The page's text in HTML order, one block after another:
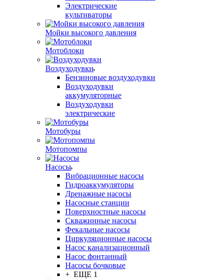
Электрические
культиваторы
Мойки высокого давления
Мотоблоки
Воздуходувки
Бензиновые воздуходувки
Воздуходувки
аккумуляторные
Воздуходувки
электрические
Мотобуры
Мотопомпы
Насосы
Вибрационные насосы
Гидроаккумуляторы
Дренажные насосы
Насосные станции
Поверхностные насосы
Скважинные насосы
Фекальные насосы
Циркуляционные насосы
Насос канализационный
Насос фонтанный
Насосы бочковые
+ ЕЩЕ 1